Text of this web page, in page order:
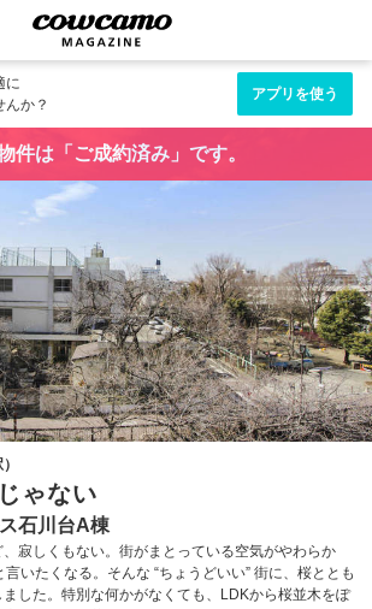
に
んか？
アプリを使う
件は「ご成約済み」です。
ゃない
石川台A棟
寂しくもない。街がまとっている空気がやわらか
言いたくなる。そんな “ちょうどいい” 街に、桜ととも
した。特別な何かがなくても、LDKから桜並木をぽ